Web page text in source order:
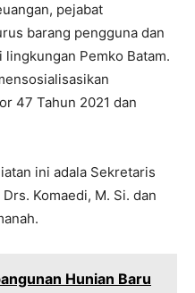
pejabat
barang pengguna dan
Pemko Batam.
47 Tahun 2021 dan
ini adala Sekretaris
Komaedi, M. Si. dan
Hunian Baru